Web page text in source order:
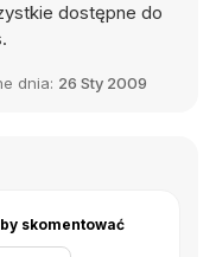
dostępne do
dnia: 26 Sty 2009
skomentować